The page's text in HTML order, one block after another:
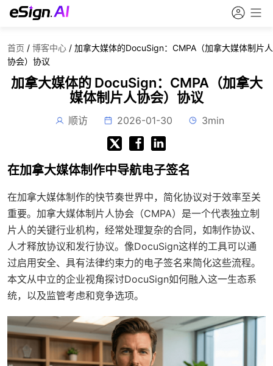
首页 / 博客中心 / 加拿大媒体的DocuSign：CMPA（加拿大媒体制片人
协会）协议
加拿大媒体的 DocuSign：CMPA（加拿大
媒体制片人协会）协议
顺访 2026-01-30 3min
在加拿大媒体制作中导航电子签名
在加拿大媒体制作的快节奏世界中，简化协议对于效率至关
重要。加拿大媒体制片人协会（CMPA）是一个代表独立制
片人的关键行业机构，经常处理复杂的合同，如制作协议、
人才释放协议和发行协议。像DocuSign这样的工具可以通
过启用安全、具有法律约束力的电子签名来简化这些流程。
本文从中立的企业视角探讨DocuSign如何融入这一生态系
统，以及监管考虑和竞争选项。